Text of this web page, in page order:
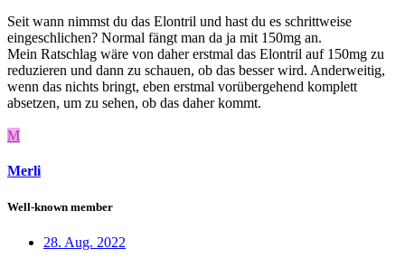
Seit wann nimmst du das Elontril und hast du es schrittweise
eingeschlichen? Normal fängt man da ja mit 150mg an.
Mein Ratschlag wäre von daher erstmal das Elontril auf 150mg zu
reduzieren und dann zu schauen, ob das besser wird. Anderweitig,
wenn das nichts bringt, eben erstmal vorübergehend komplett
absetzen, um zu sehen, ob das daher kommt.
M
Merli
Well-known member
28. Aug. 2022